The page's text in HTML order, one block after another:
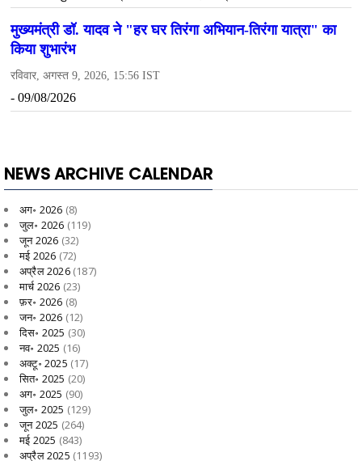
NEWS ARCHIVE CALENDAR
अग॰ 2026 (8)
जुल॰ 2026 (119)
जून 2026 (32)
मई 2026 (72)
अप्रैल 2026(187)
मार्च 2026 (23)
फ़र॰ 2026 (8)
जन॰ 2026 (12)
दिस॰ 2025 (30)
नव॰ 2025 (16)
अक्टू॰ 2025 (17)
सित॰ 2025 (20)
अग॰ 2025 (90)
जुल॰ 2025 (129)
जून 2025 (264)
मई 2025 (843)
अप्रैल 2025 (1193)